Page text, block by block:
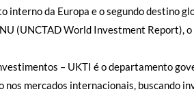
interno da Europa e o segundo destino
(UNCTAD World Investment Report),
– UKTI é o departamento
nos mercados internacionais, buscando